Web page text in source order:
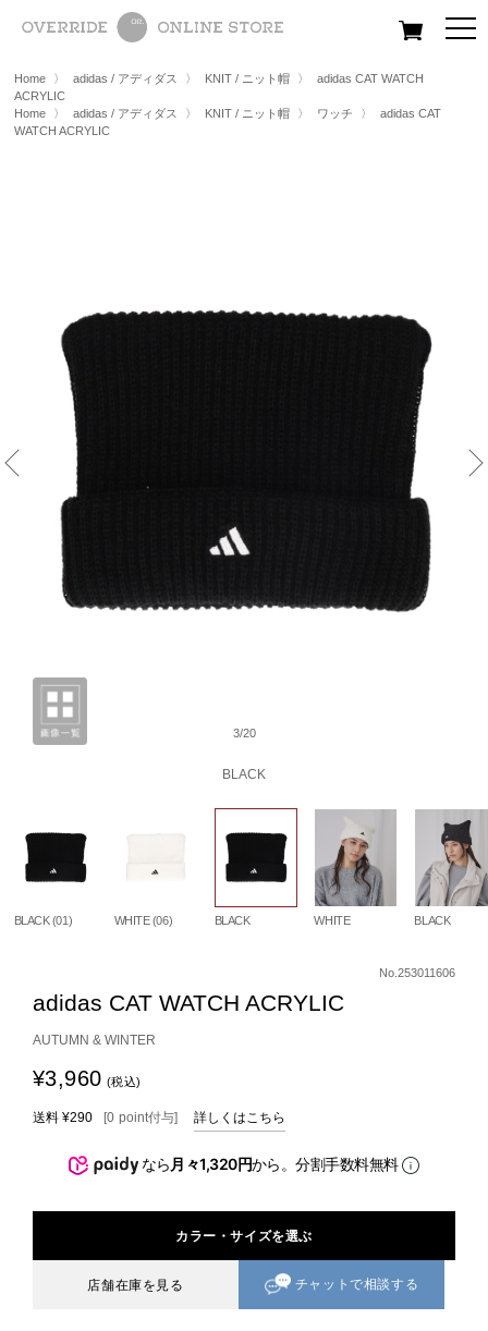
All Women Men
Home 〉 adidas / アディダス 〉 KNIT / ニット帽 〉
adidas CAT WATCH
ACRYLIC
Home
〉 adidas / アディダス 〉 KNIT / ニット帽 〉 ワッチ 〉
adidas CAT
WATCH ACRYLIC
3/20
BLACK
BLACK (01) WHITE (06) BLACK WHITE BLACK
No.253011606
adidas CAT WATCH ACRYLIC
AUTUMN & WINTER
¥3,960 (税込)
送料 ¥290 [0 point付与] 詳しくはこちら
なら月々1,320円から。分割手数料無料
カラー・サイズを選ぶ
店舗在庫を見る チャットで相談する